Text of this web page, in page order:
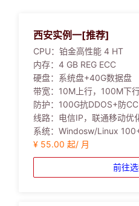
西安实例一[推荐]
CPU： 铂金高性能 4 HT
内存： 4 GB REG ECC
硬盘： 系统盘+40G数据盘
带宽： 10M上行，100M下
防护： 100G抗DDOS+防CC
线路： 电信IP，联通移动优
系统： Windosw/Linux
¥ 55.00 起/ 月
前往选